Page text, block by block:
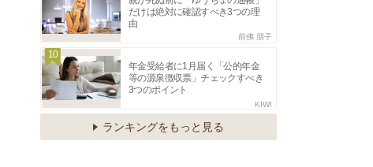
だけは絶対に確認すべき3つの理
由
前佛 朋子
10
年金受給者に1月届く「公的年金
等の源泉徴収票」チェックすべき
3つのポイント
KIWI
ランキングをもっと見る